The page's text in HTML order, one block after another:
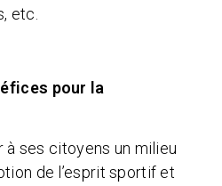
etc.
pour la
à ses citoyens un milieu
de l’esprit sportif et